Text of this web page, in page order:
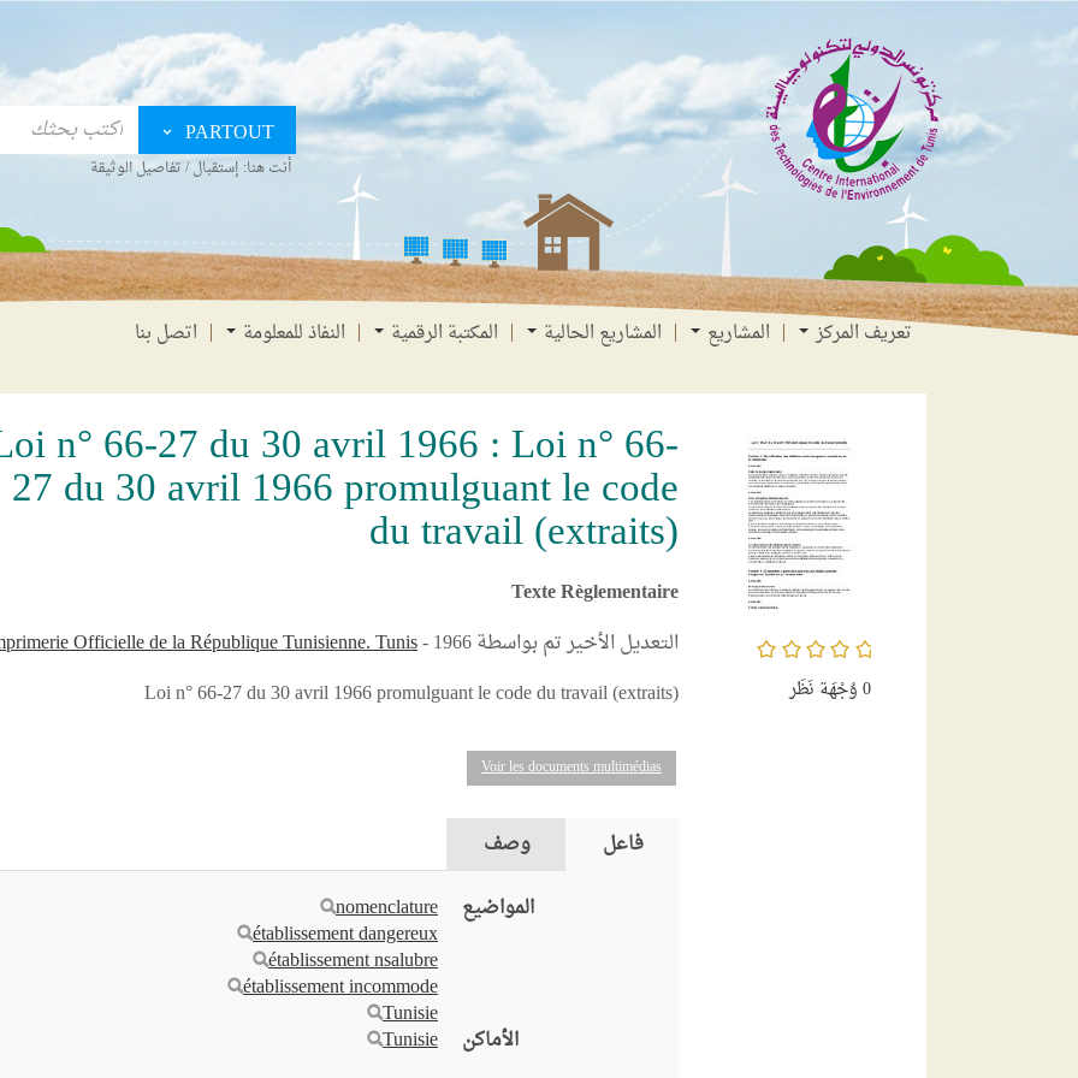
انتقل
القائمة
انتقال
المحتوى
الانتقال
البحث
PARTOUT
أنت هنا: إستقبال/تفاصيل الوثيقة
تعريف المركز المشاريع المشاريع الحالية المكتبة الرقمية النفاذ للمعلومة اتصل بنا
/5
0وُجْهَة نَظَر
n° 66-27 du 30 avril 1966 : Loi n° 66-
27 du 30 avril 1966 promulguant le code
du travail (extraits)
Texte Règlementaire
التعديل الأخير تم بواسطة
Officielle de la République Tunisienne. Tunis- 1966
Loi n° 66-27 du 30 avril 1966 promulguant le code du travail (extraits)
Voir les documents multimédias
فاعل
وصف
المواضيع
nomenclature
établissement dangereux
établissement nsalubre
établissement incommode
Tunisie
الأماكن Tunisie